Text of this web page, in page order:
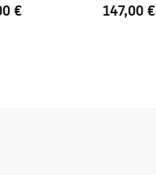
€ 147,00 €